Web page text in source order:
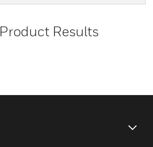
Product Results